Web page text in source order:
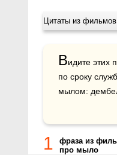
Цитаты из
Видите этих
по сроку
мылом:
1
фраза из
про мыло